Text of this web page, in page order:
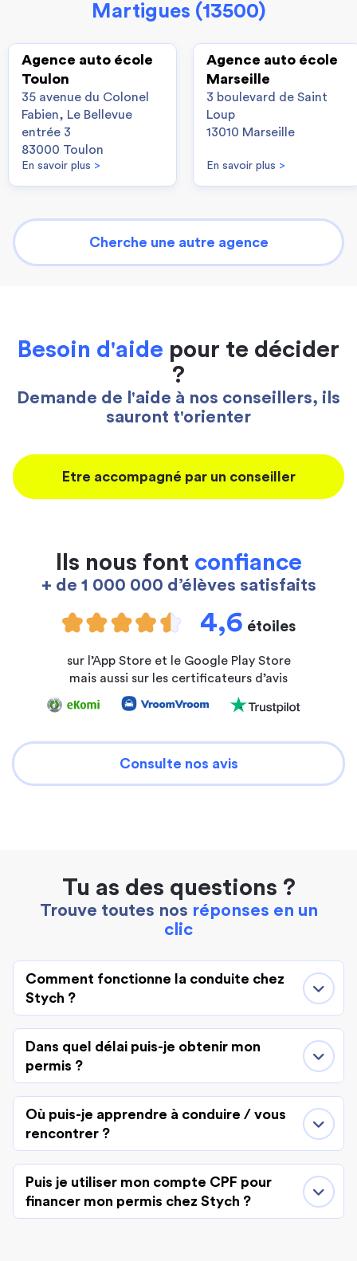
Martigues (13500)
Agence auto école
Toulon
35 avenue du Colonel
Fabien, Le Bellevue
entrée 3
83000 Toulon
En savoir plus >
Agence auto école
Marseille
3 boulevard de Saint
Loup
13010 Marseille
En savoir plus >
Cherche une autre agence
Besoin d'aide pour te décider
?
Demande de l'aide à nos conseillers, ils
sauront t'orienter
Etre accompagné par un conseiller
Ils nous font confiance
+ de 1 000 000 d’élèves satisfaits
4,6 étoiles
sur l’App Store et le Google Play Store
mais aussi sur les certificateurs d’avis
Consulte nos avis
Tu as des questions ?
Trouve toutes nos réponses en un
clic
Comment fonctionne la conduite chez
Stych ?
Dans quel délai puis-je obtenir mon
permis ?
Où puis-je apprendre à conduire / vous
rencontrer ?
Puis je utiliser mon compte CPF pour
financer mon permis chez Stych ?